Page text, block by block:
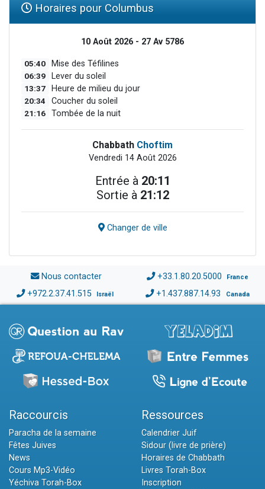
Horaires pour Columbus
10 Août 2026 - 27 Av 5786
05:40 Mise des Téfilines
06:39 Lever du soleil
13:37 Heure de milieu du jour
20:34 Coucher du soleil
21:16 Tombée de la nuit
Chabbath Choftim
Vendredi 14 Août 2026
Entrée à 20:11
Sortie à 21:12
Changer de ville
Nous contacter +33.1.80.20.5000 France
+972.2.37.41.515 Israël +1.437.887.14.93 Canada
Raccourcis
Paracha de la semaine
Fêtes Juives
News
Cours Mp3-Vidéo
Yéchiva Torah-Box
Ressources
Calendrier Juif
Sidour (livre de prière)
Horaires de Chabbath
Livres Torah-Box
Inscription